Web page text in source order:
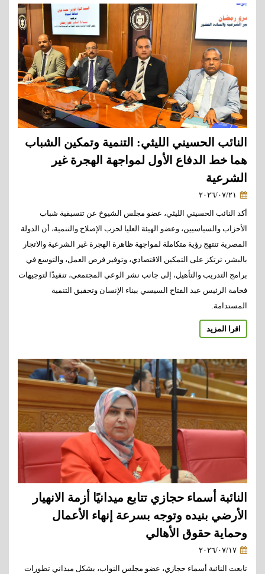
النائب الحسيني الليثي: التنمية وتمكين الشباب
هما خط الدفاع الأول لمواجهة الهجرة غير
الشرعية
أكد النائب الحسيني الليثي، عضو مجلس الشيوخ عن تنسيقية شباب
الأحزاب والسياسيين، وعضو الهيئة العليا لحزب الإصلاح والتنمية، أن الدولة
المصرية تنتهج رؤية متكاملة لمواجهة ظاهرة الهجرة غير الشرعية والاتجار
بالبشر، ترتكز على التمكين الاقتصادي، وتوفير فرص العمل، والتوسع في
برامج التدريب والتأهيل، إلى جانب نشر الوعي المجتمعي، تنفيذًا لتوجيهات
فخامة الرئيس عبد الفتاح السيسي ببناء الإنسان وتحقيق التنمية
المستدامة.
اقرا المزيد
النائبة أسماء حجازي تتابع ميدانيًا أزمة الانهيار
الأرضي بنيده وتوجه بسرعة إنهاء الأعمال
وحماية حقوق الأهالي
تابعت النائبة أسماء حجازي، عضو مجلس النواب، بشكل ميداني تطورات